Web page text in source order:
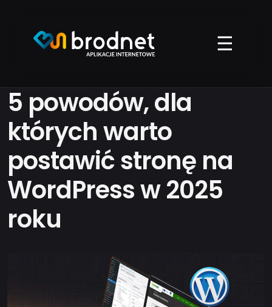
☰
5 powodów, dla
których warto
postawić stronę na
WordPress w 2025
roku